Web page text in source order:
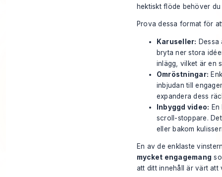
hektiskt flöde behöver
Prova dessa format för
Karuseller:
bryta ner stora
inlägg, vilket är en
Omröstningar:
inbjudan till
expandera dess
Inbyggd video:
scroll-stoppare.
eller bakom
En av de enklaste
mycket engagemang
att ditt innehåll är värt